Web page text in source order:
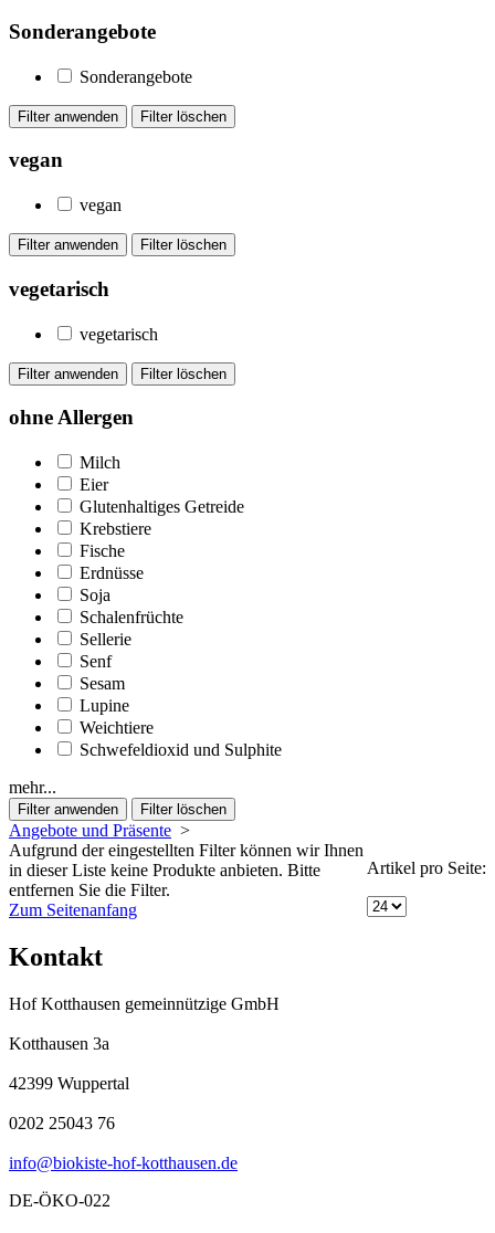
Sonderangebote
Sonderangebote
vegan
vegan
vegetarisch
vegetarisch
ohne Allergen
Milch
Eier
Glutenhaltiges Getreide
Krebstiere
Fische
Erdnüsse
Soja
Schalenfrüchte
Sellerie
Senf
Sesam
Lupine
Weichtiere
Schwefeldioxid und Sulphite
mehr...
Angebote und Präsente >
Artikel pro Seite:
Aufgrund der eingestellten Filter können wir Ihnen
in dieser Liste keine Produkte anbieten. Bitte
entfernen Sie die Filter.
Zum Seitenanfang
Kontakt
Hof Kotthausen gemeinnützige GmbH
Kotthausen 3a
42399 Wuppertal
0202 25043 76
info@biokiste-hof-kotthausen.de
DE-ÖKO-022